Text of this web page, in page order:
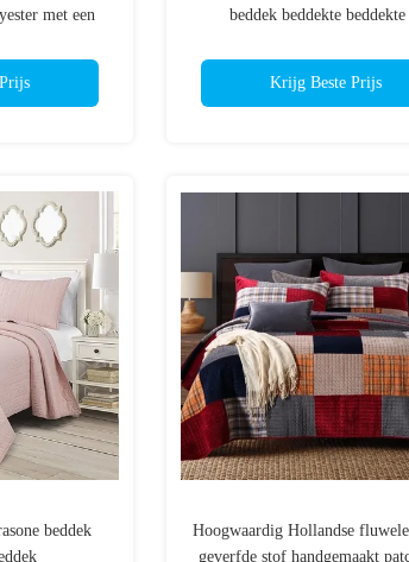
met een
beddek beddekte
Krijg Beste Prijs
beddek
Hoogwaardig Hollandse
geverfde stof handgemaakt